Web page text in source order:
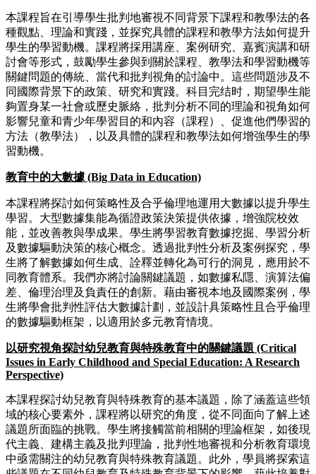
本課程旨在引導學生批判地審視不同背景下課程和教學法的各
種觀點、理論和實踐，並探究具體的課程和教學方法如何提升
學生的學習動機。課程將採用講座、案例研究、嘉賓演講和研
討會等形式，鼓勵學生參與到關於課程、教學法和學習動機等
關鍵問題的傳統、當代和批判視角的討論中。這些問題涉及不
同國際背景下的政策、研究和實踐。科目完结时，期望學生能
夠置身某一社會或歷史脈絡，批判分析不同的理論和視角如何
影響兒童和青少年學習目的和內容（課程）、促進他們學習的
方法（教學法），以及具體的課程和教學法如何增強學生的學
習動機。
教育中的大數據 (Big Data in Education)
本課程將探討如何策略性及合乎倫理地運用大數據以提升學生
學習。大型數據集能為循證政策決策提供依據，增強院校效
能，並改善教與學成果。學生將學習教育數據挖掘、學習分析
及數據驅動決策的核心概念。透過批判性分析及案例探究，學
生將了解數據如何生成、詮釋並轉化為可行的洞見，應用於不
同教育體系。我們亦將討論關鍵議題，如數據私隱、演算法偏
差、倫理治理及負責任的創新。藉由審視本地及國際案例，學
生將學會批判性評估大數據計劃，並設計具策略性且合乎倫理
的數據驅動框架，以適用於多元教育情境。
以研究視角探討幼兒教育與特殊教育中的關鍵議題 (Critical
Issues in Early Childhood and Special Education: A Research
Perspective)
本課程探討幼兒教育與特殊教育的基本議題，除了涵蓋這些領
域的核心要素外，課程將以研究的角度，從不同面向了解上述
議題所面臨的挑戰。學生將接觸當前相關的理論框架，如後現
代主義、建構主義及批判理論，批判性地審視和分析教育環境
中亟需關注的幼兒教育與特殊教育議題。此外，學員將探索這